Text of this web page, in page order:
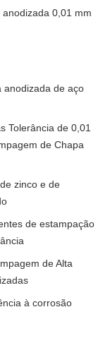
0,01 mm
anodizada de aço
Tolerância de 0,01
de Chapa
zinco e de
de estampação
de Alta
à corrosão